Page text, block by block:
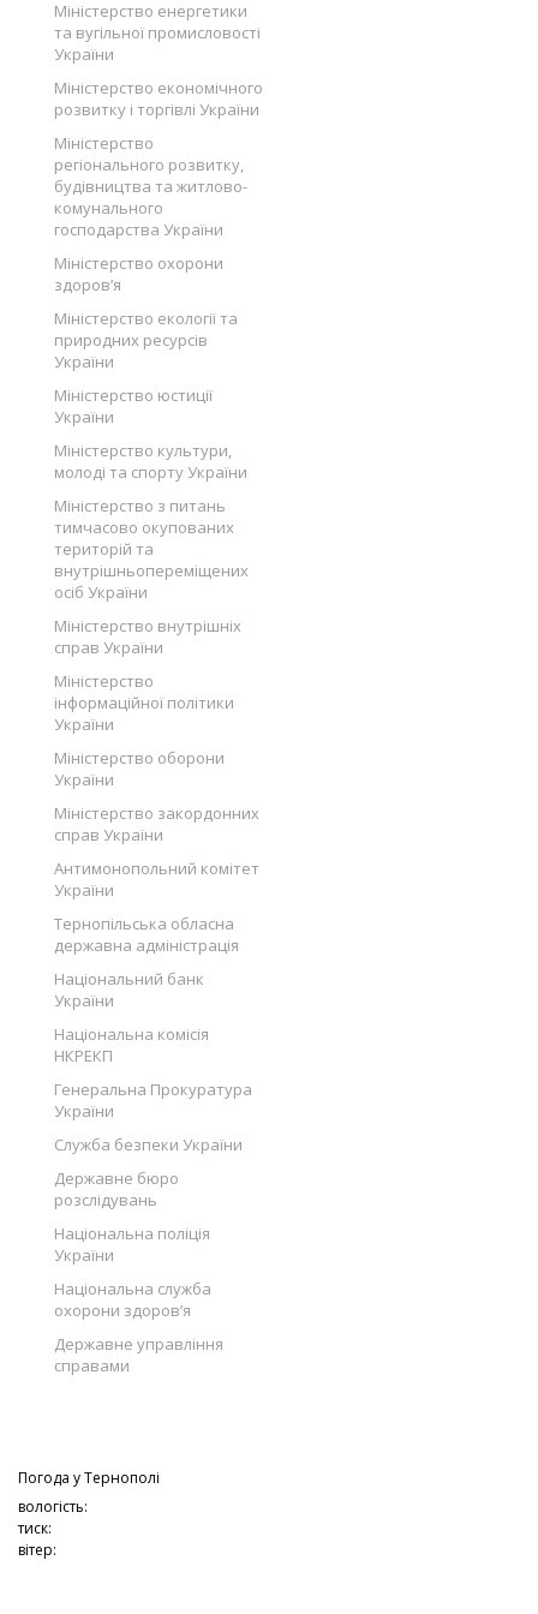
Міністерство енергетики
та вугільної промисловості
України
Міністерство економічного
розвитку і торгівлі України
Міністерство
регіонального розвитку,
будівництва та житлово-
комунального
господарства України
Міністерство охорони
здоров’я
Міністерство екології та
природних ресурсів
України
Міністерство юстиції
України
Міністерство культури,
молоді та спорту України
Міністерство з питань
тимчасово окупованих
територій та
внутрішньопереміщених
осіб України
Міністерство внутрішніх
справ України
Міністерство
інформаційної політики
України
Міністерство оборони
України
Міністерство закордонних
справ України
Антимонопольний комітет
України
Тернопільська обласна
державна адміністрація
Національний банк
України
Національна комісія
НКРЕКП
Генеральна Прокуратура
України
Служба безпеки України
Державне бюро
розслідувань
Національна поліція
України
Національна служба
охорони здоров’я
Державне управління
справами
Погода уТернополі
вологість:
тиск:
вітер: